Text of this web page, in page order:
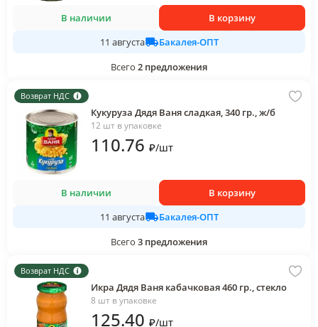
В наличии
В корзину
11 августа
Бакалея-ОПТ
Всего 2 предложения
Возврат НДС
Кукуруза Дядя Ваня сладкая, 340 гр., ж/б
12 шт в упаковке
110.76 ₽/шт
В наличии
В корзину
11 августа
Бакалея-ОПТ
Всего 3 предложения
Возврат НДС
Икра Дядя Ваня кабачковая 460 гр., стекло
8 шт в упаковке
125.40 ₽/шт